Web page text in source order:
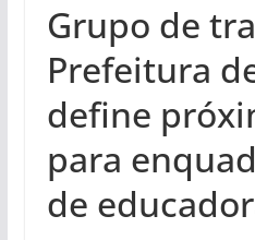
Grupo de
Prefeitura
define
para
de